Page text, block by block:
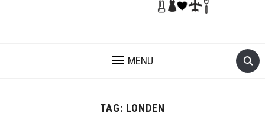
MENU
TAG: LONDEN